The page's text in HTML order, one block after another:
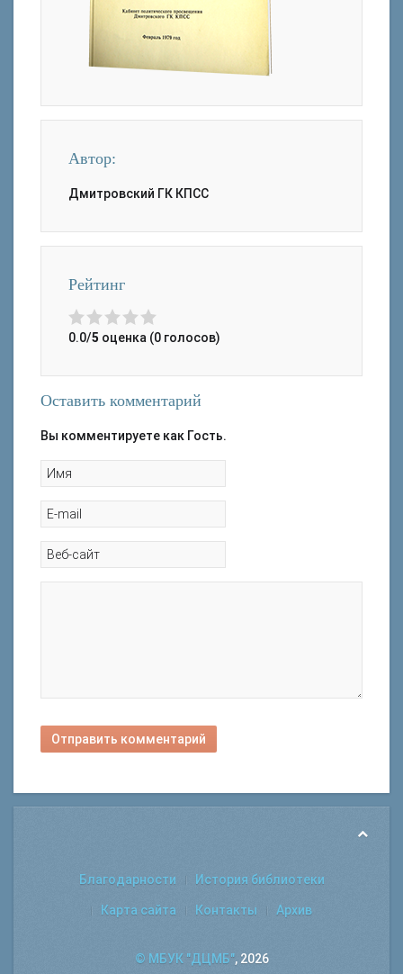
Автор:
Дмитровский ГК КПСС
Рейтинг
0.0/5 оценка (0 голосов)
Оставить комментарий
Вы комментируете как Гость.
Отправить комментарий
Благодарности История библиотеки
Карта сайта Контакты Архив
© МБУК "ДЦМБ", 2026